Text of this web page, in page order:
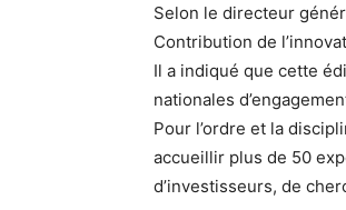
Selon le directeur
Contribution de
Il a indiqué que cette
nationales
Pour l’ordre et la
accueillir plus de 50
d’investisseurs, de